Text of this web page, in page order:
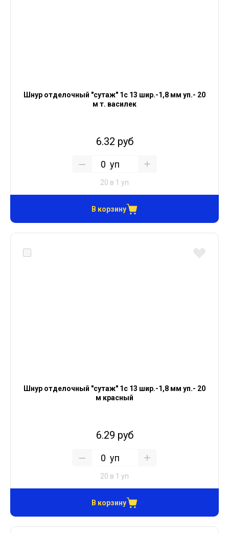
Шнур отделочный "сутаж" 1с 13 шир.-1,8 мм уп.- 20
м т. василек
6.32 руб
уп
20 в 1 уп
В корзину
Шнур отделочный "сутаж" 1с 13 шир.-1,8 мм уп.- 20
м красный
6.29 руб
уп
20 в 1 уп
В корзину